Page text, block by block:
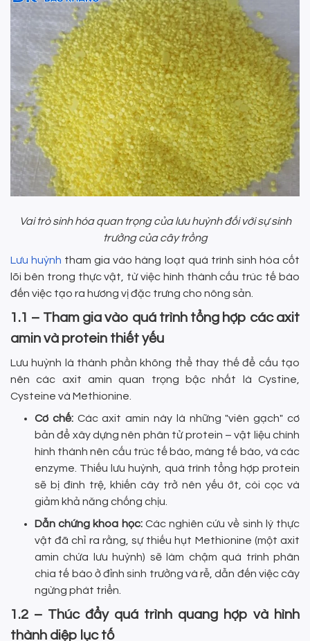
Vai trò sinh hóa quan trọng của lưu huỳnh đối với sự sinh
trưởng của cây trồng
Lưu huỳnh tham gia vào hàng loạt quá trình sinh hóa cốt
lõi bên trong thực vật, từ việc hình thành cấu trúc tế bào
đến việc tạo ra hương vị đặc trưng cho nông sản.
1.1 – Tham gia vào quá trình tổng hợp các axit
amin và protein thiết yếu
Lưu huỳnh là thành phần không thể thay thế để cấu tạo
nên các axit amin quan trọng bậc nhất là Cystine,
Cysteine và Methionine.
Cơ chế: Các axit amin này là những "viên gạch" cơ
bản để xây dựng nên phân tử protein – vật liệu chính
hình thành nên cấu trúc tế bào, màng tế bào, và các
enzyme. Thiếu lưu huỳnh, quá trình tổng hợp protein
sẽ bị đình trệ, khiến cây trở nên yếu ớt, còi cọc và
giảm khả năng chống chịu.
Dẫn chứng khoa học: Các nghiên cứu về sinh lý thực
vật đã chỉ ra rằng, sự thiếu hụt Methionine (một axit
amin chứa lưu huỳnh) sẽ làm chậm quá trình phân
chia tế bào ở đỉnh sinh trưởng và rễ, dẫn đến việc cây
ngừng phát triển.
1.2 – Thúc đẩy quá trình quang hợp và hình
thành diệp lục tố